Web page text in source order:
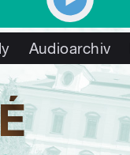
Audioarchiv